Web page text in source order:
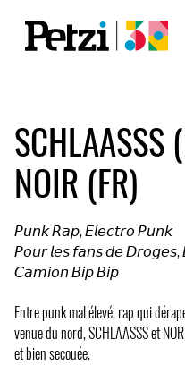
NOIR (FR)
𝘗𝘶𝘯𝘬 𝘙𝘢𝘱, 𝘌𝘭𝘦𝘤𝘵𝘳𝘰 𝘗𝘶𝘯𝘬
𝘗𝘰𝘶𝘳 𝘭𝘦𝘴 𝘧𝘢𝘯𝘴 𝘥𝘦 𝘋𝘳𝘰𝘨𝘦𝘴,
𝘊𝘢𝘮𝘪𝘰𝘯 𝘉𝘪𝘱 𝘉𝘪𝘱
Entre punk mal élevé, rap qui
venue du nord, SCHLAASSS et
et bien secouée.